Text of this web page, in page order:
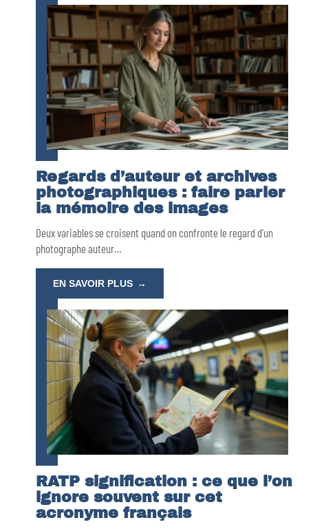
Regards d’auteur et archives
photographiques : faire parler
la mémoire des images
Deux variables se croisent quand on confronte le regard d'un
photographe auteur…
EN SAVOIR PLUS
RATP signification : ce que l’on
ignore souvent sur cet
acronyme français